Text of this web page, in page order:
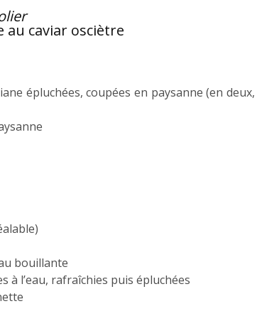
au caviar osciètre
épluchées, coupées en paysanne (en deux,
bouillante
à l’eau, rafraîchies puis épluchées